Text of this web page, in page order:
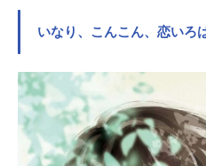
に現れ
戻らず
なたの
のだ！
り広げ
いなり、こんこん、恋いろ